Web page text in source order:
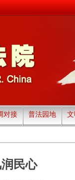
对接 普法园地
民心